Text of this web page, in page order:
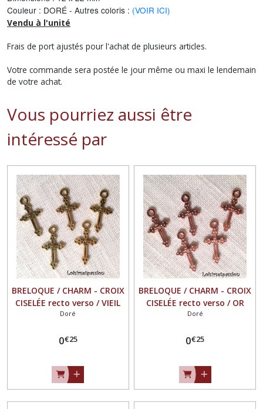
Couleur : DORÉ - Autres coloris : (VOIR ICI)
Vendu à l'unité
Frais de port ajustés pour l'achat de plusieurs articles.
Votre commande sera postée le jour même ou maxi le lendemain
de votre achat.
Vous pourriez aussi être
intéressé par
BRELOQUE / CHARM - CROIX
CISELÉE recto verso / VIEIL
OR ** 12 x 22 mm **
MARIAGE - vendu à l'unité -
Doré
0€25
BRELOQUE / CHARM - CROIX
CISELÉE recto verso / OR
ROSE ** 12 x 22 mm **
MARIAGE - vendu à l'unité -
Doré
0€25